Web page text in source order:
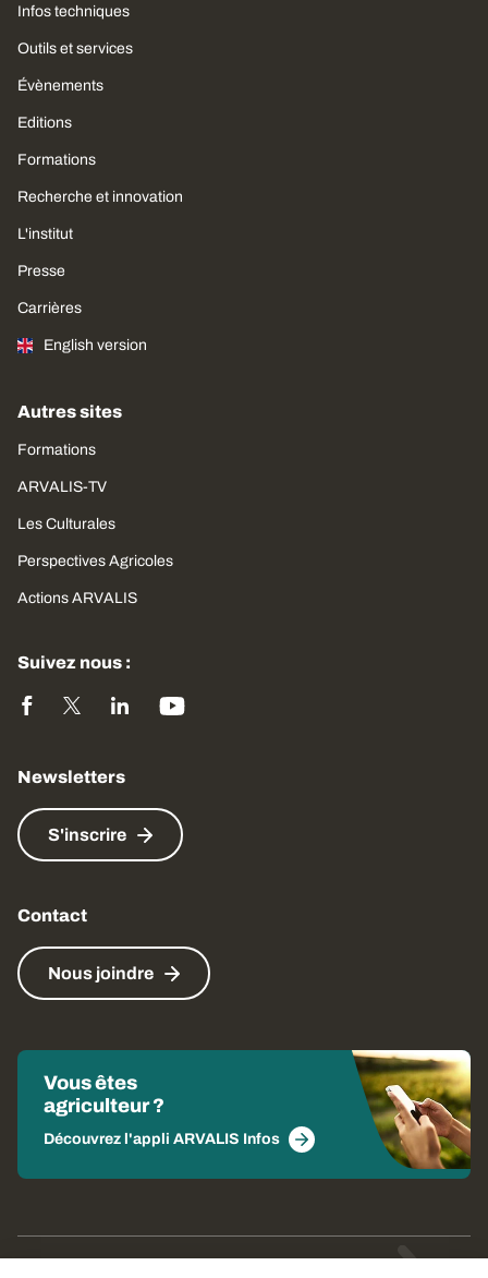
Infos techniques
Outils et services
Évènements
Editions
Formations
Recherche et innovation
L'institut
Presse
Carrières
English version
Autres sites
Formations
ARVALIS-TV
Les Culturales
Perspectives Agricoles
Actions ARVALIS
Suivez nous :
Newsletters
S'inscrire
Contact
Nous joindre
Vous êtes
agriculteur ?
Découvrez l'appli ARVALIS Infos